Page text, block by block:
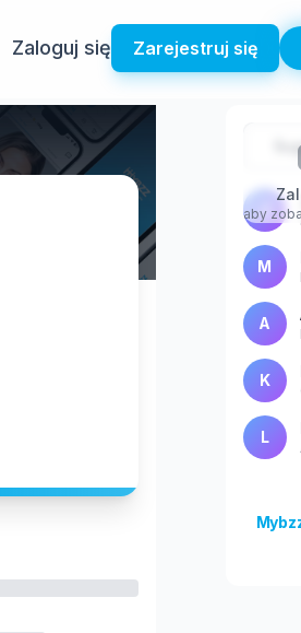
Zaloguj się Zarejestruj się
aby
J
M
A
K
L